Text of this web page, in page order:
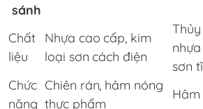
sánh
Chất
liệu
Nhựa cao cấp, kim
loại sơn cách điện
sơn
Chức
năng
Chiên rán, hâm nóng
thực phẩm